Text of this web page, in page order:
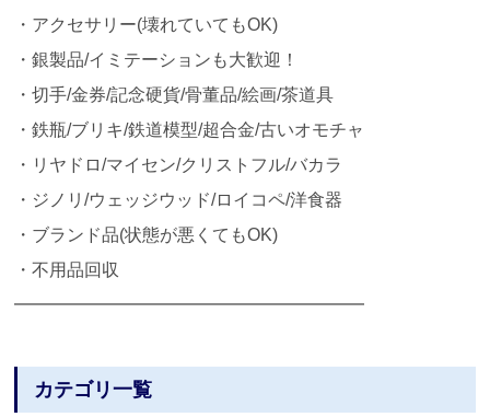
・アクセサリー(壊れていてもOK)
・銀製品/イミテーションも大歓迎！
・切手/金券/記念硬貨/骨董品/絵画/茶道具
・鉄瓶/ブリキ/鉄道模型/超合金/古いオモチャ
・リヤドロ/マイセン/クリストフル/バカラ
・ジノリ/ウェッジウッド/ロイコペ/洋食器
・ブランド品(状態が悪くてもOK)
・不用品回収
━━━━━━━━━━━━━━━━━━━━
カテゴリ一覧